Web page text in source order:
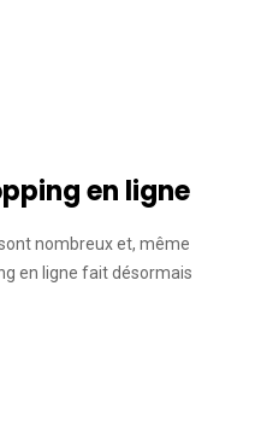
en ligne
nombreux et, même
en ligne fait désormais